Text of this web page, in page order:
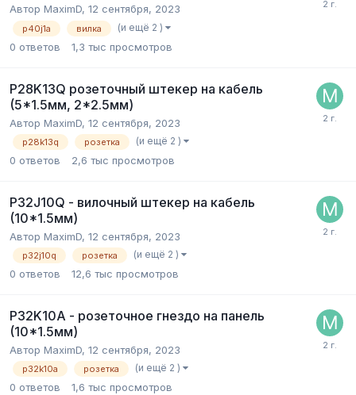
Автор MaximD, 12 сентября, 2023
p40j1a вилка (и ещё 2 )
0 ответов 1,3 тыс просмотров
P28K13Q розеточный штекер на кабель
(5*1.5мм, 2*2.5мм)
Автор MaximD, 12 сентября, 2023
p28k13q розетка (и ещё 2 )
0 ответов 2,6 тыс просмотров
P32J10Q - вилочный штекер на кабель
(10*1.5мм)
Автор MaximD, 12 сентября, 2023
p32j10q розетка (и ещё 2 )
0 ответов 12,6 тыс просмотров
P32K10A - розеточное гнездо на панель
(10*1.5мм)
Автор MaximD, 12 сентября, 2023
p32k10a розетка (и ещё 2 )
0 ответов 1,6 тыс просмотров